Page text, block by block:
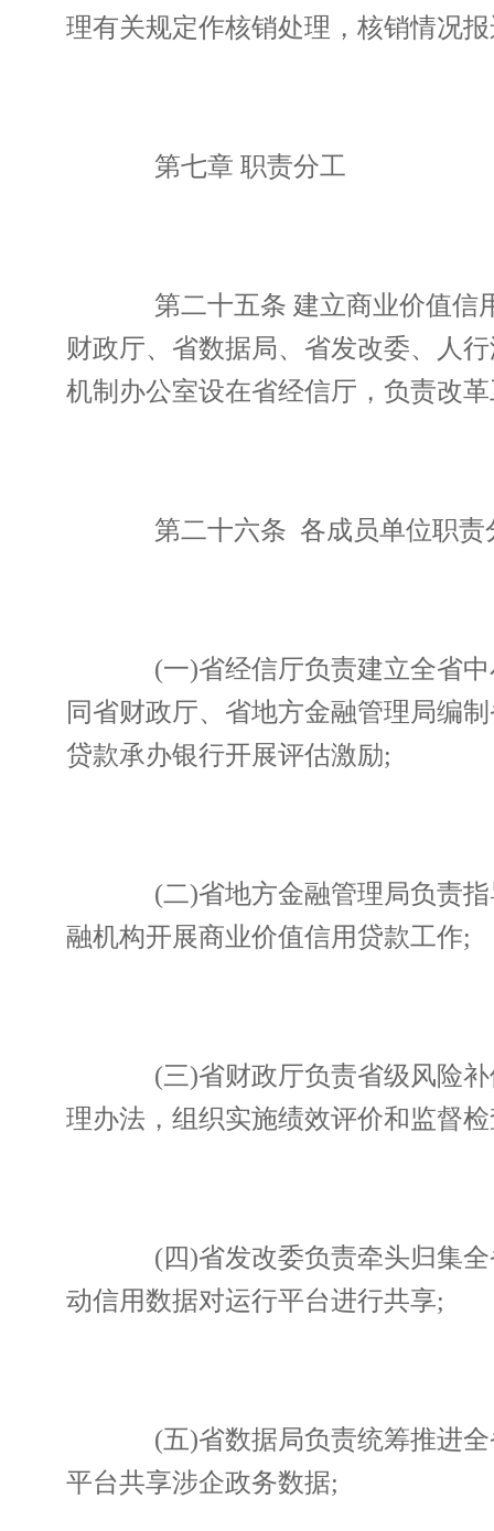
理有关规定作核销处理，核销情况
第七章 职责分工
第二十五条 建立商业价值信用
财政厅、省数据局、省发改委、人
机制办公室设在省经信厅，负责改
第二十六条 各成员单位职责
(一)省经信厅负责建立全省中
同省财政厅、省地方金融管理局编
贷款承办银行开展评估激励;
(二)省地方金融管理局负责指
融机构开展商业价值信用贷款工作;
(三)省财政厅负责省级风险补
理办法，组织实施绩效评价和监督
(四)省发改委负责牵头归集全
动信用数据对运行平台进行共享;
(五)省数据局负责统筹推进全
平台共享涉企政务数据;